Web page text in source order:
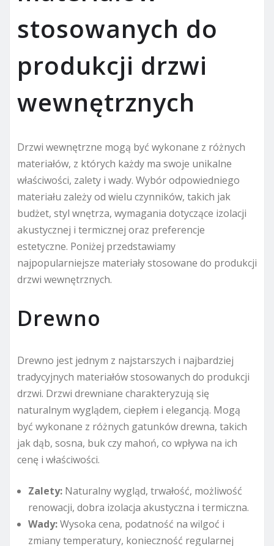
stosowanych do
produkcji drzwi
wewnętrznych
Drzwi wewnętrzne mogą być wykonane z różnych
materiałów, z których każdy ma swoje unikalne
właściwości, zalety i wady. Wybór odpowiedniego
materiału zależy od wielu czynników, takich jak
budżet, styl wnętrza, wymagania dotyczące izolacji
akustycznej i termicznej oraz preferencje
estetyczne. Poniżej przedstawiamy
najpopularniejsze materiały stosowane do produkcji
drzwi wewnętrznych.
Drewno
Drewno jest jednym z najstarszych i najbardziej
tradycyjnych materiałów stosowanych do produkcji
drzwi. Drzwi drewniane charakteryzują się
naturalnym wyglądem, ciepłem i elegancją. Mogą
być wykonane z różnych gatunków drewna, takich
jak dąb, sosna, buk czy mahoń, co wpływa na ich
cenę i właściwości.
Zalety: Naturalny wygląd, trwałość, możliwość
renowacji, dobra izolacja akustyczna i termiczna.
Wady:Wysoka cena, podatność na wilgoć i
zmiany temperatury, konieczność regularnej